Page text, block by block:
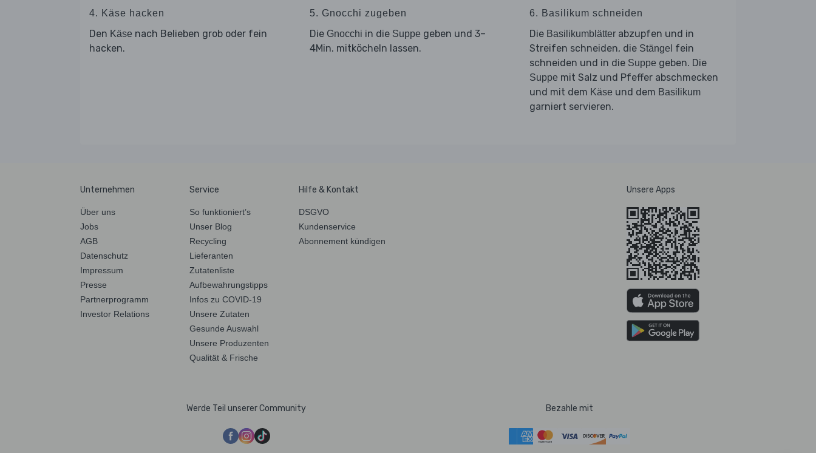
4. Käse hacken
Den Käse nach Belieben grob oder fein
hacken.
5. Gnocchi zugeben
Die Gnocchi in die Suppe geben und 3–
4Min. mitköcheln lassen.
6. Basilikum schneiden
Die Basilikumblätter abzupfen und in
Streifen schneiden, die Stängel fein
schneiden und in die Suppe geben. Die
Suppe mit Salz und Pfeffer abschmecken
und mit dem Käse und dem Basilikum
garniert servieren.
Unternehmen
Über uns
Jobs
AGB
Datenschutz
Impressum
Presse
Partnerprogramm
Investor Relations
Service
So funktioniert’s
Unser Blog
Recycling
Lieferanten
Zutatenliste
Aufbewahrungstipps
Infos zu COVID-19
Unsere Zutaten
Gesunde Auswahl
Unsere Produzenten
Qualität & Frische
Hilfe & Kontakt
DSGVO
Kundenservice
Abonnement kündigen
Unsere Apps
Werde Teil unserer Community Bezahle mit